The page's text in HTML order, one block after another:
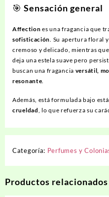
🎯 Sensación general
Affection es una fragancia que
sofisticación . Su apertura floral
cremoso y delicado, mientras
deja una estela suave pero
buscan una fragancia versátil,
resonante
Además, está formulada bajo
crueldad , lo que refuerza su
Categoría: Perfumes y
Productos relacionados